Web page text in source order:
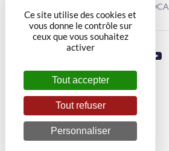
Copyright © OCA
Ce site utilise des cookies et
vous donne le contrôle sur
ceux que vous souhaitez
activer
Tout accepter
Tout refuser
Personnaliser